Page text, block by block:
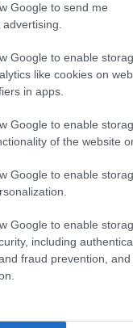
Google to send me
Google to enable
like cookies on
in apps.
Google to enable
of the website
Google to enable
Google to enable
including
fraud prevention,
anya, miután az
a mesterséges
fogant
akik halva
lenyűgöző